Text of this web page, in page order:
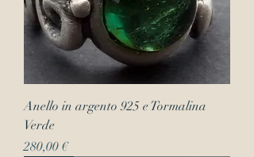
Anello in argento 925 e Tormalina
Verde
Prezzo
280,00 €